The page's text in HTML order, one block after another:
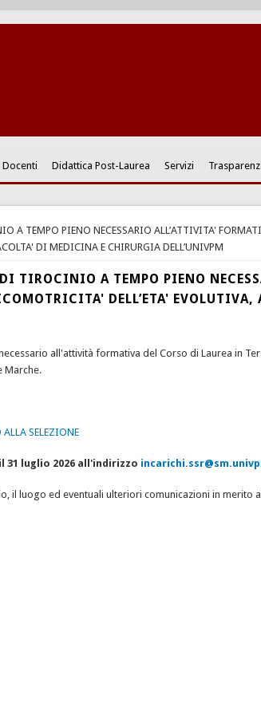
Docenti Didattica Post-Laurea Servizi
A TEMPO PIENO NECESSARIO ALL’ATTIVITA'
DI MEDICINA E CHIRURGIA DELL’UNIVPM
TIROCINIO A TEMPO PIENO
DELL’ETA'
all'attività formativa del Corso di Laurea in
Marche.
ALLA SELEZIONE
luglio 2026 all'indirizzo
il luogo ed eventuali ulteriori comunicazioni in merito